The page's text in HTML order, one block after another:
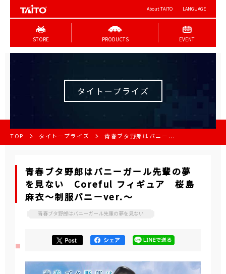
About TAITO LANGUAGE
STORE PRODUCTS EVENT
タイトープライズ
TOP タイトープライズ 青春ブタ野郎はバニー...
青春ブタ野郎はバニーガール先輩の夢
を見ない Coreful フィギュア 桜島
麻衣～制服バニーver.～
青春ブタ野郎はバニーガール先輩の夢を見ない